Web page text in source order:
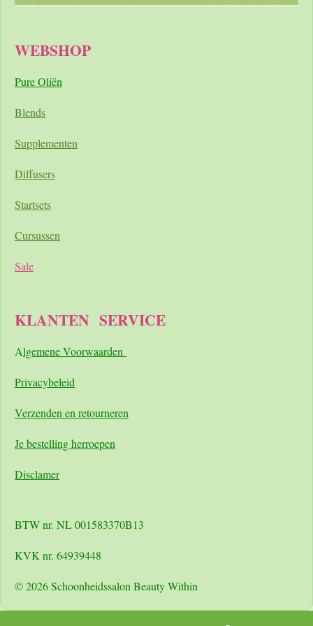
WEBSHOP
Pure Oliën
Blends
Supplementen
Diffusers
Startsets
Cursussen
Sale
KLANTEN SERVICE
Algemene Voorwaarden
Privacybeleid
Verzenden en retourneren
Je bestelling herroepen
Disclamer
BTW nr. NL 001583370B13
KVK nr. 64939448
© 2026 Schoonheidssalon Beauty Within